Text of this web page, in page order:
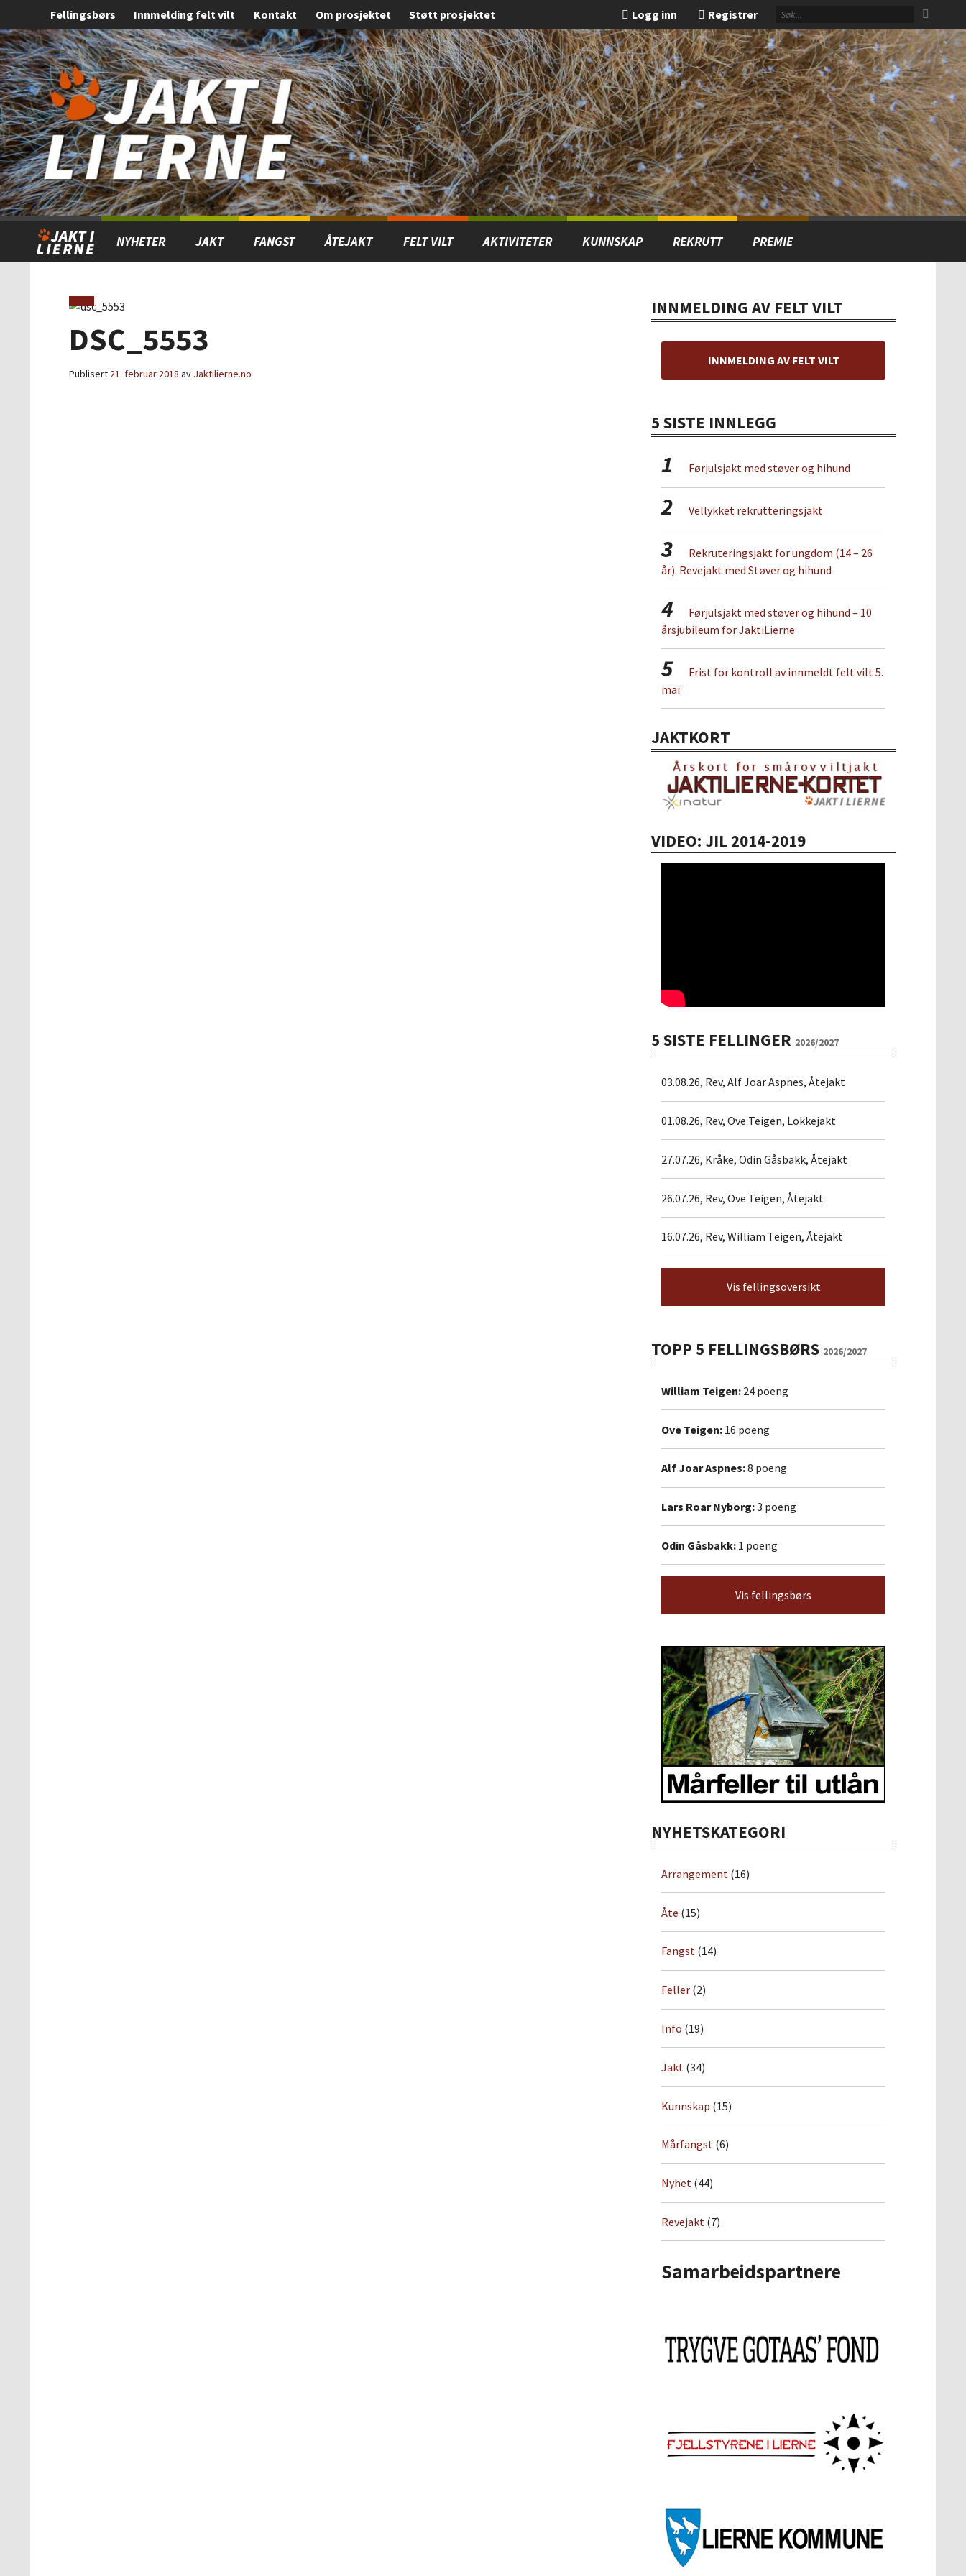
Gå
til
innholdet
Forstørre
skrift
Fellingsbørs Innmelding felt vilt Kontakt Om prosjektet Støtt prosjektet Registrer
Logg inn
NYHETER JAKT FANGST ÅTEJAKT FELT VILT AKTIVITETER KUNNSKAP REKRUTT PREMIE
DSC_5553
Publisert 21. februar 2018 av Jaktilierne.no
INNMELDING AV FELT VILT
INNMELDING AV FELT VILT
5 SISTE INNLEGG
1 Førjulsjakt med støver og hihund
2 Vellykket rekrutteringsjakt
3
Rekruteringsjakt for ungdom (14 – 26
år). Revejakt med Støver og hihund
4
Førjulsjakt med støver og hihund – 10
årsjubileum for JaktiLierne
5
Frist for kontroll av innmeldt felt vilt 5.
mai
JAKTKORT
VIDEO: JIL 2014-2019
5 SISTE FELLINGER 2026/2027
03.08.26, Rev, Alf Joar Aspnes, Åtejakt
01.08.26, Rev, Ove Teigen, Lokkejakt
27.07.26, Kråke, Odin Gåsbakk, Åtejakt
26.07.26, Rev, Ove Teigen, Åtejakt
16.07.26, Rev, William Teigen, Åtejakt
Vis fellingsoversikt
TOPP 5 FELLINGSBØRS 2026/2027
William Teigen: 24 poeng
Ove Teigen: 16 poeng
Alf Joar Aspnes:8 poeng
Lars Roar Nyborg:3 poeng
Odin Gåsbakk: 1 poeng
Vis fellingsbørs
NYHETSKATEGORI
Arrangement (16)
Åte (15)
Fangst (14)
Feller (2)
Info (19)
Jakt (34)
Kunnskap (15)
Mårfangst (6)
Nyhet (44)
Revejakt (7)
Samarbeidspartnere